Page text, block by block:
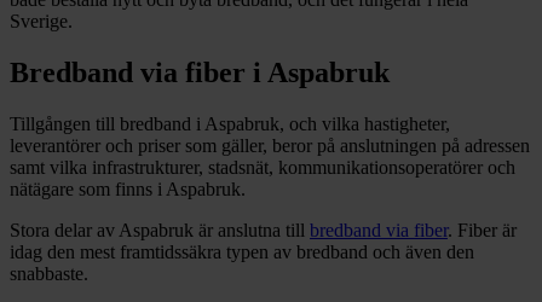
Sverige.
Bredband via fiber i Aspabruk
Tillgången till bredband i Aspabruk, och vilka hastigheter,
leverantörer och priser som gäller, beror på anslutningen på adressen
samt vilka infrastrukturer, stadsnät, kommunikationsoperatörer och
nätägare som finns i Aspabruk.
Stora delar av Aspabruk är anslutna till bredband via fiber. Fiber är
idag den mest framtidssäkra typen av bredband och även den
snabbaste.